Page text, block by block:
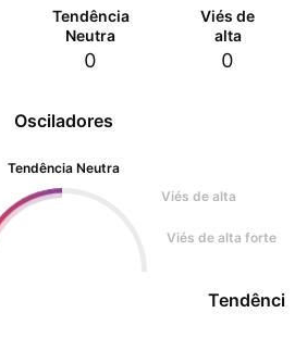
Osciladores
Tendência Neutra
Viés de alta
Viés de alta forte
Tendência
Tendência
Neutra
0
Viés de
alta
0